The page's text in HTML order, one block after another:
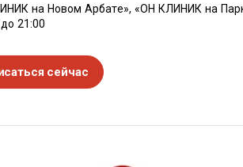
на Новом Арбате», «ОН КЛИНИК на
21:00
сейчас